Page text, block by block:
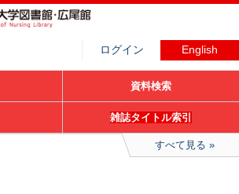
ログイン English
資料検索
雑誌タイトル索引
すべて見る